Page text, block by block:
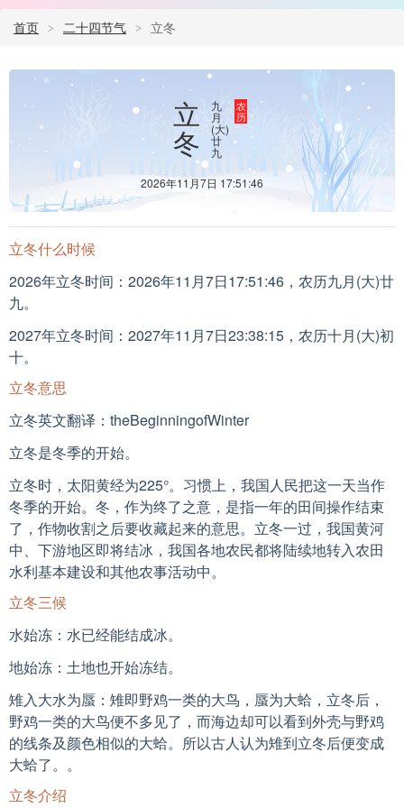
首页 二十四节气 立冬
立
冬
九
月
(大)
廿
九
农
历
2026年11月7日 17:51:46
立冬什么时候
2026年立冬时间：2026年11月7日17:51:46，农历九月(大)廿
九。
2027年立冬时间：2027年11月7日23:38:15，农历十月(大)初
十。
立冬意思
立冬英文翻译：theBeginningofWinter
立冬是冬季的开始。
立冬时，太阳黄经为225°。习惯上，我国人民把这一天当作
冬季的开始。冬，作为终了之意，是指一年的田间操作结束
了，作物收割之后要收藏起来的意思。立冬一过，我国黄河
中、下游地区即将结冰，我国各地农民都将陆续地转入农田
水利基本建设和其他农事活动中。
立冬三候
水始冻：水已经能结成冰。
地始冻：土地也开始冻结。
雉入大水为蜃：雉即野鸡一类的大鸟，蜃为大蛤，立冬后，
野鸡一类的大鸟便不多见了，而海边却可以看到外壳与野鸡
的线条及颜色相似的大蛤。所以古人认为雉到立冬后便变成
大蛤了。。
立冬介绍